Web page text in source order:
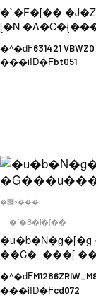
�`�F�[��
[�N
�^�ԁF631421
���iID�Fbt051
�݌ɂ���
�f�B�I�[��
��C�_���[
�^�ԁF
���iID�Fcd072